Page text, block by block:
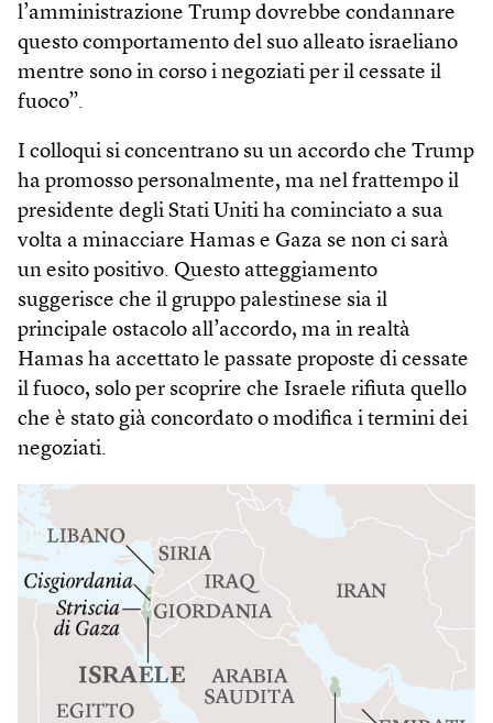
l’amministrazione Trump dovrebbe condannare
questo comportamento del suo alleato israeliano
mentre sono in corso i negoziati per il cessate il
fuoco”.
I colloqui si concentrano su un accordo che Trump
ha promosso personalmente, ma nel frattempo il
presidente degli Stati Uniti ha cominciato a sua
volta a minacciare Hamas e Gaza se non ci sarà
un esito positivo. Questo atteggiamento
suggerisce che il gruppo palestinese sia il
principale ostacolo all’accordo, ma in realtà
Hamas ha accettato le passate proposte di cessate
il fuoco, solo per scoprire che Israele rifiuta quello
che è stato già concordato o modifica i termini dei
negoziati.